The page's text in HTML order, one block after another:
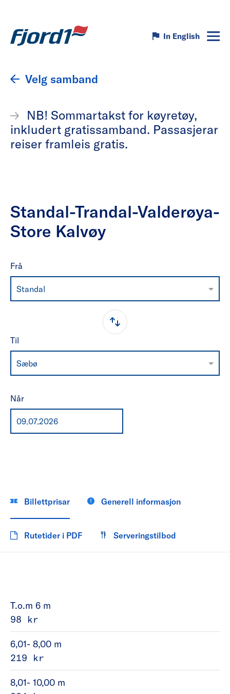
In English
Velg samband
NB! Sommartakst for køyretøy,
inkludert gratissamband. Passasjerar
reiser framleis gratis.
Standal-Trandal-Valderøya-
Store Kalvøy
Frå
Standal
Til
Sæbø
Når
Billettprisar Generell informasjon
Rutetider i PDF Serveringstilbod
T.o.m 6 m
98 kr
6,01- 8,00 m
219 kr
8,01- 10,00 m